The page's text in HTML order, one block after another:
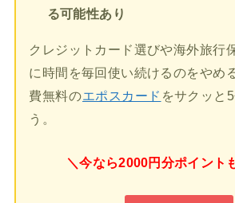
る可能性あり
クレジットカード選びや海外旅行
に時間を毎回使い続けるのをやめ
費無料のエポスカード をサクッと
う。
＼今なら2000円分ポイント